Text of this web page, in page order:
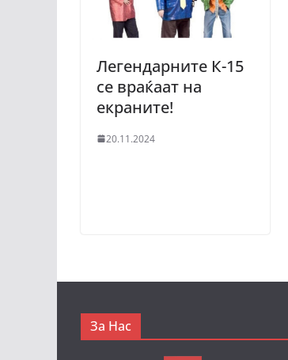
Легендарните К-15
се враќаат на
екраните!
20.11.2024
За Нас